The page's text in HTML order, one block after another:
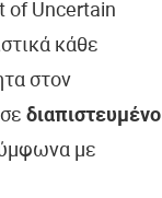
of Uncertain
κάθε
στον
διαπιστευμένο
με